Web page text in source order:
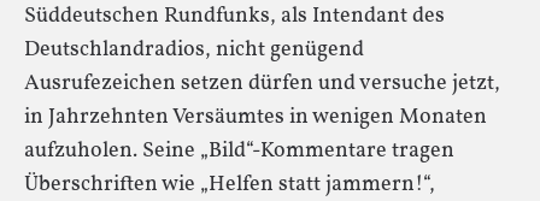
Süddeutschen Rundfunks, als Intendant des
Deutschlandradios, nicht genügend
Ausrufezeichen setzen dürfen und versuche jetzt,
in Jahrzehnten Versäumtes in wenigen Monaten
aufzuholen. Seine „Bild“-Kommentare tragen
Überschriften wie „Helfen statt jammern!“,